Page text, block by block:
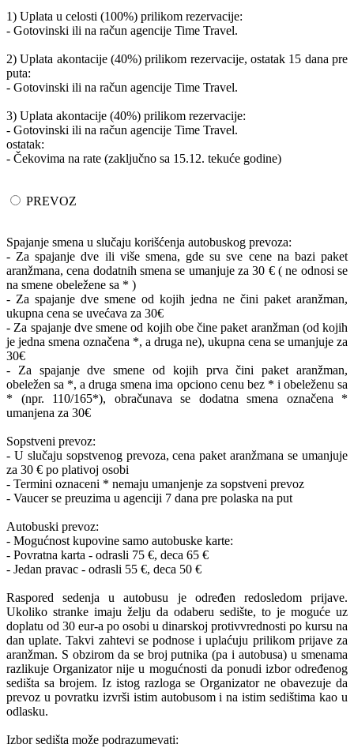
1) Uplata u celosti (100%) prilikom rezervacije:
- Gotovinski ili na račun agencije Time Travel.
2) Uplata akontacije (40%) prilikom rezervacije, ostatak 15 dana pre
puta:
- Gotovinski ili na račun agencije Time Travel.
3) Uplata akontacije (40%) prilikom rezervacije:
- Gotovinski ili na račun agencije Time Travel.
ostatak:
- Čekovima na rate (zaključno sa 15.12. tekuće godine)
PREVOZ
Spajanje smena u slučaju korišćenja autobuskog prevoza:
- Za spajanje dve ili više smena, gde su sve cene na bazi paket
aranžmana, cena dodatnih smena se umanjuje za 30 € ( ne odnosi se
na smene obeležene sa * )
- Za spajanje dve smene od kojih jedna ne čini paket aranžman,
ukupna cena se uvećava za 30€
- Za spajanje dve smene od kojih obe čine paket aranžman (od kojih
je jedna smena označena *, a druga ne), ukupna cena se umanjuje za
30€
- Za spajanje dve smene od kojih prva čini paket aranžman,
obeležen sa *, a druga smena ima opciono cenu bez * i obeleženu sa
* (npr. 110/165*), obračunava se dodatna smena označena *
umanjena za 30€
Sopstveni prevoz:
- U slučaju sopstvenog prevoza, cena paket aranžmana se umanjuje
za 30 € po plativoj osobi
- Termini oznaceni * nemaju umanjenje za sopstveni prevoz
- Vaucer se preuzima u agenciji 7 dana pre polaska na put
Autobuski prevoz:
- Mogućnost kupovine samo autobuske karte:
- Povratna karta - odrasli 75 €, deca 65 €
- Jedan pravac - odrasli 55 €, deca 50 €
Raspored sedenja u autobusu je određen redosledom prijave.
Ukoliko stranke imaju želju da odaberu sedište, to je moguće uz
doplatu od 30 eur-a po osobi u dinarskoj protivvrednosti po kursu na
dan uplate. Takvi zahtevi se podnose i uplaćuju prilikom prijave za
aranžman. S obzirom da se broj putnika (pa i autobusa) u smenama
razlikuje Organizator nije u mogućnosti da ponudi izbor određenog
sedišta sa brojem. Iz istog razloga se Organizator ne obavezuje da
prevoz u povratku izvrši istim autobusom i na istim sedištima kao u
odlasku.
Izbor sedišta može podrazumevati: